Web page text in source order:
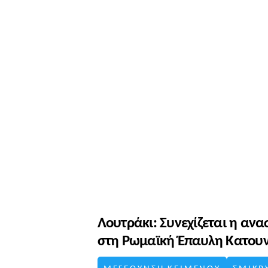
Λουτράκι: Συνεχίζεται η
στη Ρωμαϊκή Έπαυλη